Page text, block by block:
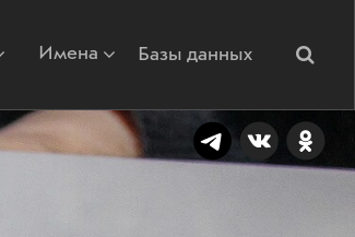
Имена Базы данных